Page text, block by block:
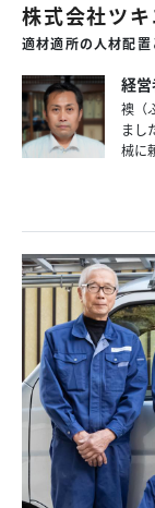
株式会社ツキ
適材適所の人材配
経
襖（
まし
械に